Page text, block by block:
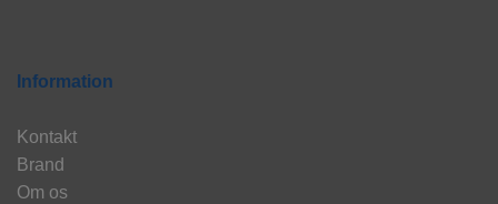
Information
Kontakt
Brand
Om os